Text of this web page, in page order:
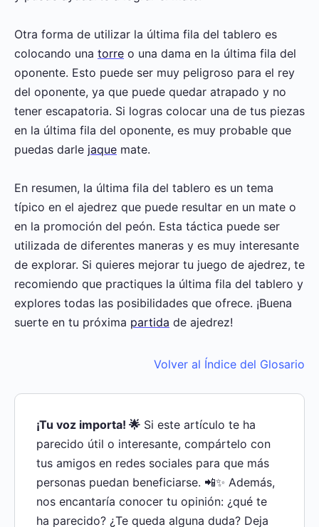
Otra forma de utilizar la última fila del tablero es
colocando una torre o una dama en la última fila del
oponente. Esto puede ser muy peligroso para el rey
del oponente, ya que puede quedar atrapado y no
tener escapatoria. Si logras colocar una de tus piezas
en la última fila del oponente, es muy probable que
puedas darle jaque mate.
En resumen, la última fila del tablero es un tema
típico en el ajedrez que puede resultar en un mate o
en la promoción del peón. Esta táctica puede ser
utilizada de diferentes maneras y es muy interesante
de explorar. Si quieres mejorar tu juego de ajedrez, te
recomiendo que practiques la última fila del tablero y
explores todas las posibilidades que ofrece. ¡Buena
suerte en tu próxima partida de ajedrez!
Volver al Índice del Glosario
¡Tu voz importa! 🌟 Si este artículo te ha
parecido útil o interesante, compártelo con
tus amigos en redes sociales para que más
personas puedan beneficiarse. 📲✨ Además,
nos encantaría conocer tu opinión: ¿qué te
ha parecido? ¿Te queda alguna duda? Deja